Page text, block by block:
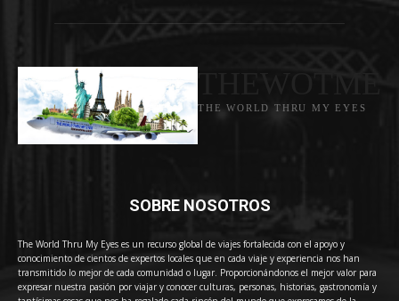
THE WORLD THRU MY EYES
SOBRE NOSOTROS
The World Thru My Eyes es un recurso global de viajes fortalecida con el apoyo y
conocimiento de cientos de expertos locales que en cada viaje y experiencia nos han
transmitido lo mejor de cada comunidad o lugar. Proporcionándonos el mejor valor para
expresar nuestra pasión por viajar y conocer culturas, personas, historias, gastronomía y